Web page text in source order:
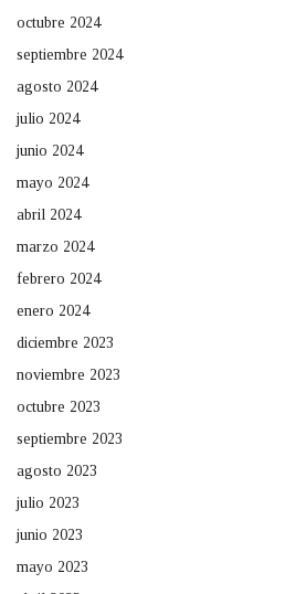
octubre 2024
septiembre 2024
agosto 2024
julio 2024
junio 2024
mayo 2024
abril 2024
marzo 2024
febrero 2024
enero 2024
diciembre 2023
noviembre 2023
octubre 2023
septiembre 2023
agosto 2023
julio 2023
junio 2023
mayo 2023